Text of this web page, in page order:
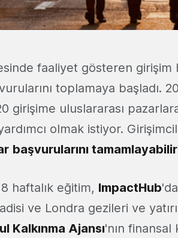
faaliyet gösteren girişim
toplamaya başladı.
girişime uluslararası
olmak istiyor.
başvurularını
haftalık eğitim, ImpactHub
ve Londra gezileri ve
Kalkınma Ajansı'nın finansal